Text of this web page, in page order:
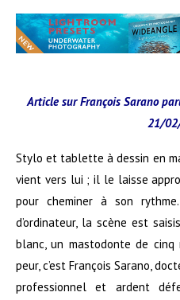
Article sur François Sarano
21/
Stylo et tablette à dessin en
vient vers lui ; il le laisse
pourcheminer à son
d’ordinateur, la scène est
blanc, un mastodonte de cinq
peur, c’est François Sarano,
professionnel et ardent